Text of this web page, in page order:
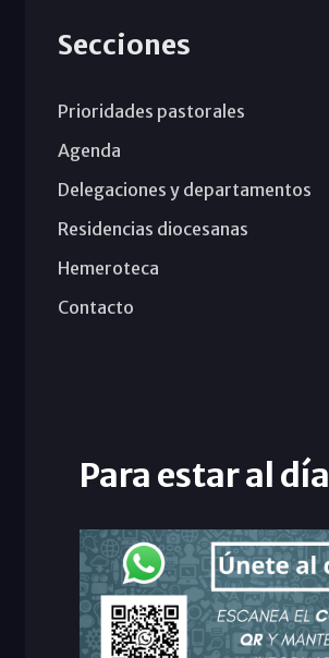
Secciones
Prioridades pastorales
Agenda
Delegaciones y departamentos
Residencias diocesanas
Hemeroteca
Contacto
Para estar al día